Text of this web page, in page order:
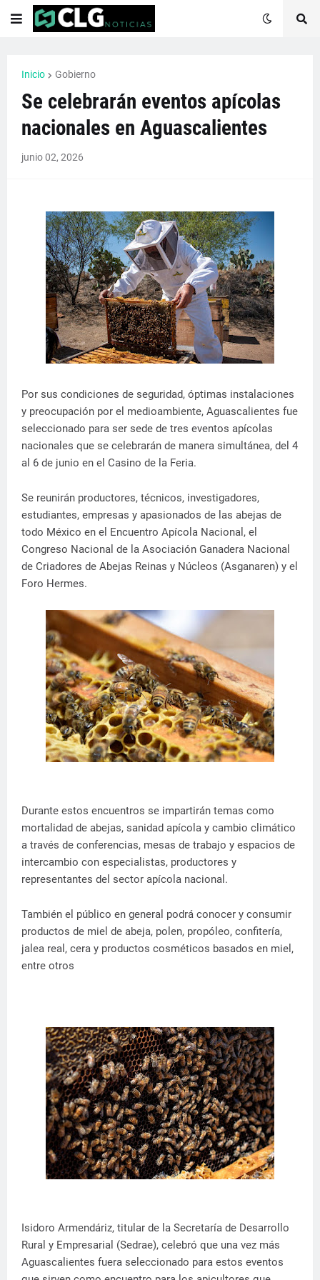
Inicio Gobierno
Se celebrarán eventos apícolas
nacionales en Aguascalientes
junio 02, 2026
Por sus condiciones de seguridad, óptimas instalaciones
y preocupación por el medioambiente, Aguascalientes fue
seleccionado para ser sede de tres eventos apícolas
nacionales que se celebrarán de manera simultánea, del 4
al 6 de junio en el Casino de la Feria.
Se reunirán productores, técnicos, investigadores,
estudiantes, empresas y apasionados de las abejas de
todo México en el Encuentro Apícola Nacional, el
Congreso Nacional de la Asociación Ganadera Nacional
de Criadores de Abejas Reinas y Núcleos (Asganaren) y el
Foro Hermes.
Durante estos encuentros se impartirán temas como
mortalidad de abejas, sanidad apícola y cambio climático
a través de conferencias, mesas de trabajo y espacios de
intercambio con especialistas, productores y
representantes del sector apícola nacional.
También el público en general podrá conocer y consumir
productos de miel de abeja, polen, propóleo, confitería,
jalea real, cera y productos cosméticos basados en miel,
entre otros
Isidoro Armendáriz, titular de la Secretaría de Desarrollo
Rural y Empresarial (Sedrae), celebró que una vez más
Aguascalientes fuera seleccionado para estos eventos